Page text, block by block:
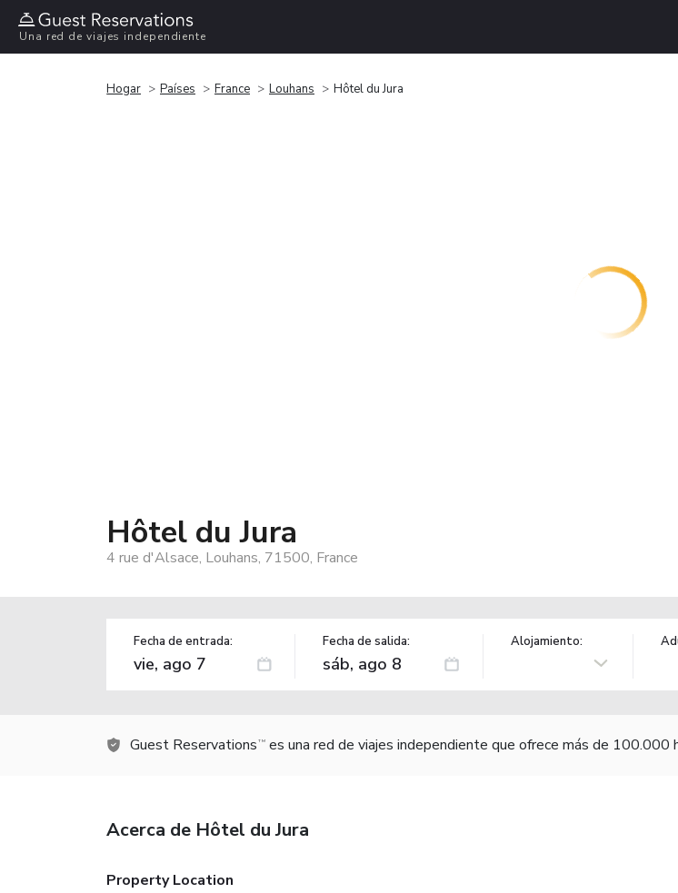
Una red de viajes independiente
Hogar Países France Louhans Hôtel du Jura
Hôtel du Jura
4 rue d'Alsace, Louhans, 71500, France
Fecha de entrada: Fecha de salida: Alojamiento:
Guest Reservations TM es una red de viajes independiente que ofrece más de 100.000
Acerca de Hôtel du Jura
Property Location